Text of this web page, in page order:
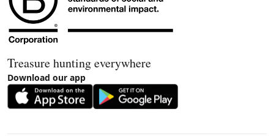
Treasure hunting everywhere
Download our app